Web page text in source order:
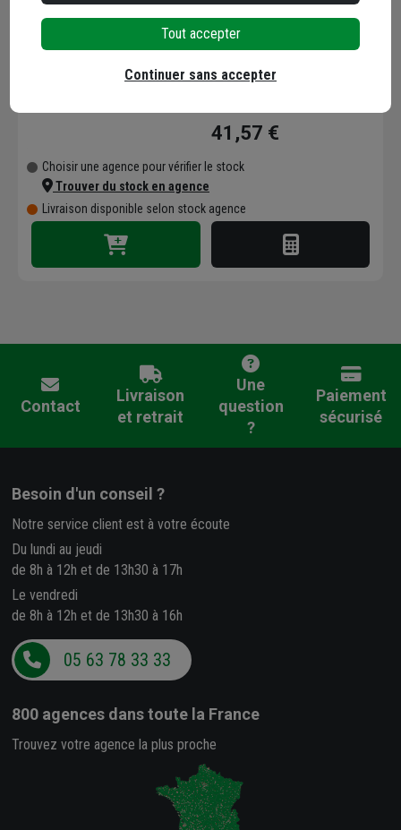
Gabarit de pose de
glissière de tiroir Kreg
KHI-SLIDE-INT -
- lot de 2
41,57 €
Choisir une agence pour vérifier le stock
Trouver du stock en agence
Livraison disponible selon stock agence
Contact
Livraison
et retrait
Une
question
?
Paiement
sécurisé
Besoin d'un conseil ?
Notre service client est à votre écoute
Du lundi au jeudi
de 8h à 12h et de 13h30 à 17h
Le vendredi
de 8h à 12h et de 13h30 à 16h
05 63 78 33 33
800 agences dans toute la France
Trouvez votre agence la plus proche
Tout accepter
Continuer sans accepter